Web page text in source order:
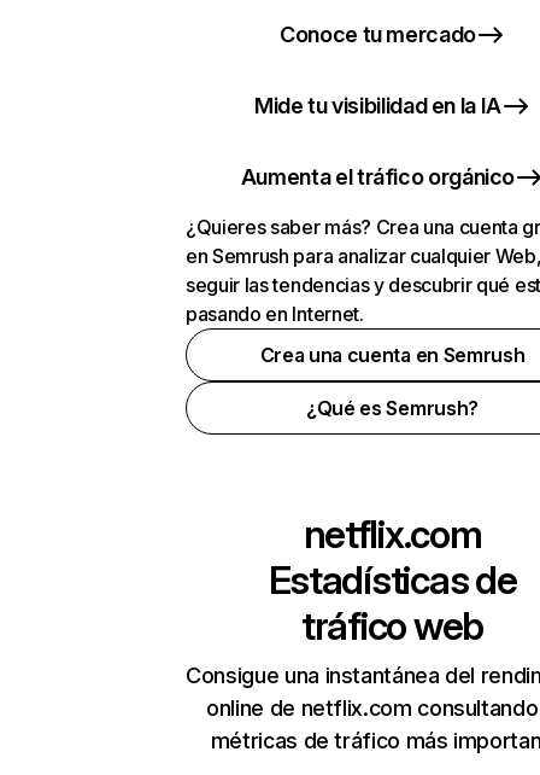
Conoce tu mercado
Mide tu visibilidad en la IA
Aumenta el tráfico orgánico
¿Quieres saber más? Crea una cuenta
en Semrush para analizar cualquier
seguir las tendencias y descubrir qué
pasando en Internet.
Crea una cuenta en Semrush
¿Qué es Semrush?
netflix.com
Estadísticas de
tráfico web
Consigue una instantánea del
online de netflix.com
métricas de tráfico más